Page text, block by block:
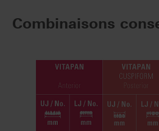
Combinaisons